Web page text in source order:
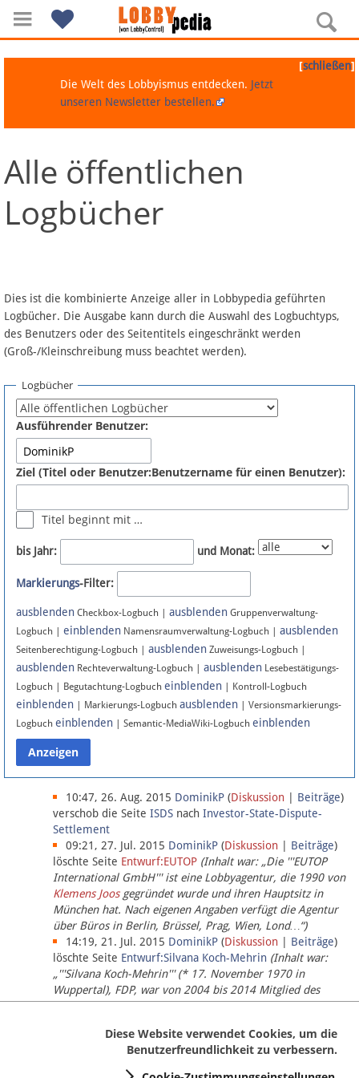
Navigation
Über Lobbypedia
Artikel nach Kategorien
FAQ
Fördermitglied werden
Fehler melden
Newsletter
Bluesky
Facebook
Instagram
Anmelden
Datenschutz
Über Lobbypedia
Impressum
[schließen]
Die Welt des Lobbyismus entdecken. Jetzt
unseren Newsletter bestellen.
Alle öffentlichen
Logbücher
Dies ist die kombinierte Anzeige aller in Lobbypedia geführten
Logbücher. Die Ausgabe kann durch die Auswahl des Logbuchtyps,
des Benutzers oder des Seitentitels eingeschränkt werden
(Groß-/Kleinschreibung muss beachtet werden).
Logbücher
Ausführender Benutzer:
Ziel (Titel oder Benutzer:Benutzername für einen Benutzer):
Titel beginnt mit …
bis Jahr: und Monat:
Markierungs-Filter:
ausblenden Checkbox-Logbuch | ausblenden Gruppenverwaltung-
Logbuch | einblenden Namensraumverwaltung-Logbuch | ausblenden
Seitenberechtigung-Logbuch | ausblenden Zuweisungs-Logbuch |
ausblenden Rechteverwaltung-Logbuch | ausblenden Lesebestätigungs-
Logbuch | Begutachtung-Logbuch einblenden | Kontroll-Logbuch
einblenden | Markierungs-Logbuch ausblenden | Versionsmarkierungs-
Logbuch einblenden | Semantic-MediaWiki-Logbuch einblenden
10:47, 26. Aug. 2015 DominikP (Diskussion Beiträge)
verschob die Seite ISDS nach Investor-State-Dispute-
Settlement
09:21, 27. Jul. 2015 DominikP (Diskussion Beiträge)
löschte Seite Entwurf:EUTOP (Inhalt war: „Die '''EUTOP
International GmbH''' ist eine Lobbyagentur, die 1990 von
Klemens Joosgegründet wurde und ihren Hauptsitz in
München hat. Nach eigenen Angaben verfügt die Agentur
über Büros in Berlin, Brüssel, Prag, Wien, Lond…“)
14:19, 21. Jul. 2015 DominikP (Diskussion Beiträge)
löschte Seite Entwurf:Silvana Koch-Mehrin (Inhalt war:
„'''Silvana Koch-Mehrin''' (* 17. November 1970 in
Wuppertal), FDP, war von 2004 bis 2014 Mitglied des
Europäischen Parlaments, seit November 2014 ist sie für
Diese Website verwendet Cookies, um die
Benutzerfreundlichkeit zu verbessern.